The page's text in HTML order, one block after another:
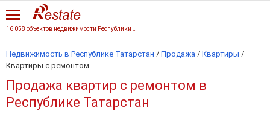
Недвижимость в Республике Татарстан / Продажа / Квартиры /
Квартиры с ремонтом
Продажа квартир с ремонтом в
Республике Татарстан